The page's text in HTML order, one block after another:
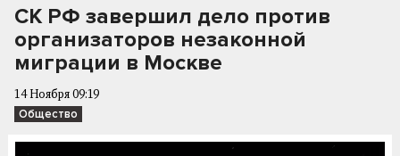
СК РФ завершил дело против
организаторов незаконной
миграции в Москве
14 Ноября 09:19
Общество